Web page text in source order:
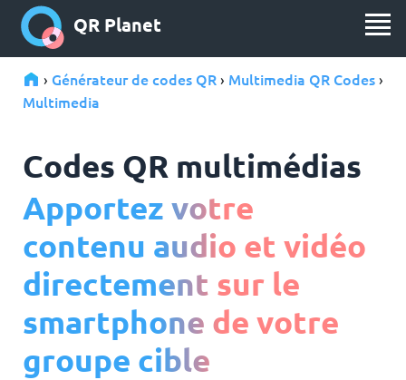
QR Planet
› Générateur de codes QR › Multimedia QR Codes ›
Multimedia
Codes QR multimédias
Apportez votre
contenu audio et vidéo
directement sur le
smartphone de votre
groupe cible